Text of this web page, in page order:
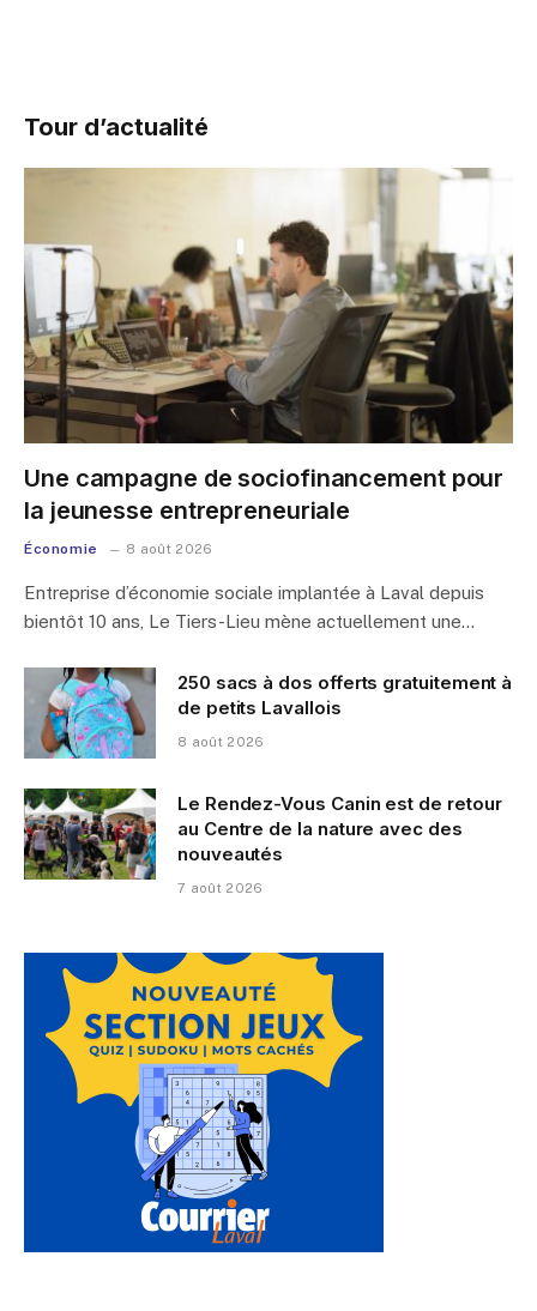
Tour d’actualité
Une campagne de sociofinancement pour
la jeunesse entrepreneuriale
Économie 8 août 2026
Entreprise d’économie sociale implantée à Laval depuis
bientôt 10 ans, Le Tiers-Lieu mène actuellement une…
250 sacs à dos offerts gratuitement à
de petits Lavallois
8 août 2026
Le Rendez-Vous Canin est de retour
au Centre de la nature avec des
nouveautés
7 août 2026